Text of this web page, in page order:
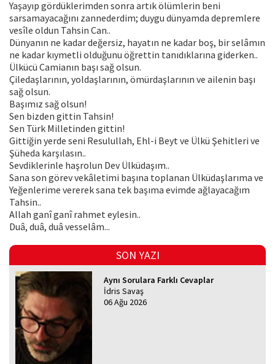
Yaşayıp gördüklerimden sonra artık ölümlerin beni
sarsamayacağını zannederdim; duygu dünyamda depremlere
vesîle oldun Tahsin Can..
Dünyanın ne kadar değersiz, hayatın ne kadar boş, bir selâmın
ne kadar kıymetli olduğunu öğrettin tanıdıklarına giderken..
Ülkücü Camianın başı sağ olsun.
Çiledaşlarının, yoldaşlarının, ömürdaşlarının ve ailenin başı
sağ olsun.
Başımız sağ olsun!
Sen bizden gittin Tahsin!
Sen Türk Milletinden gittin!
Gittiğin yerde seni Resulullah, Ehl-i Beyt ve Ülkü Şehitleri ve
Şüheda karşılasın..
Sevdiklerinle haşrolun Dev Ülküdaşım..
Sana son görev vekâletimi başına toplanan Ülküdaşlarıma ve
Yeğenlerime vererek sana tek başıma evimde ağlayacağım
Tahsin..
Allah ganî ganî rahmet eylesin..
Duâ, duâ, duâ vesselâm...
SON YAZI
Aynı Sorulara Farklı Cevaplar
İdris Savaş
06 Ağu 2026